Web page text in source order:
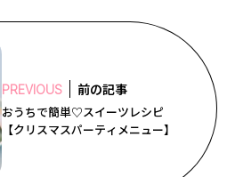
PREVIOUS 前の記事
おうちで簡単♡スイーツレシピ
【クリスマスパーティメニュー】